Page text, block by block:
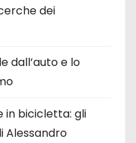
dei
dall’auto e lo
in bicicletta: gli
Alessandro